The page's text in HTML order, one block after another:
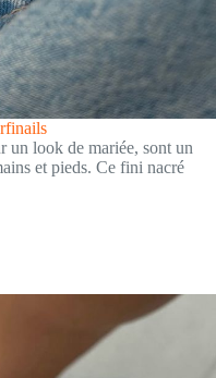
un look de mariée, sont un
et pieds. Ce fini nacré